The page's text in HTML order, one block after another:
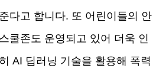
다고 합니다. 또 어린이들의 안
쿨존도 운영되고 있어 더욱 인
AI 딥러닝 기술을 활용해 폭력